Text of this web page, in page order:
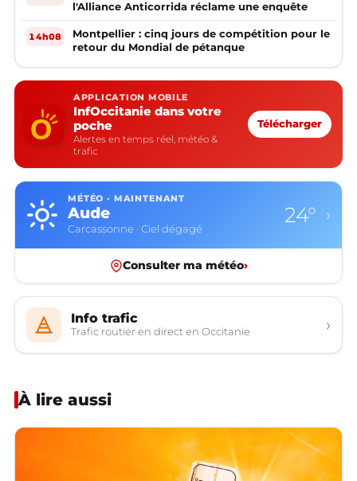
l'Alliance Anticorrida réclame une enquête
14h08
Montpellier : cinq jours de compétition pour le
retour du Mondial de pétanque
APPLICATION MOBILE
InfOccitanie dans votre
poche
Alertes en temps réel, météo &
trafic
Télécharger
MÉTÉO · MAINTENANT
Aude
Carcassonne · Ciel dégagé
24° ›
Consulter ma météo›
Info trafic
Trafic routier en direct en Occitanie ›
À lire aussi